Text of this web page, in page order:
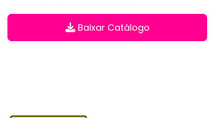
Baixar Catálogo